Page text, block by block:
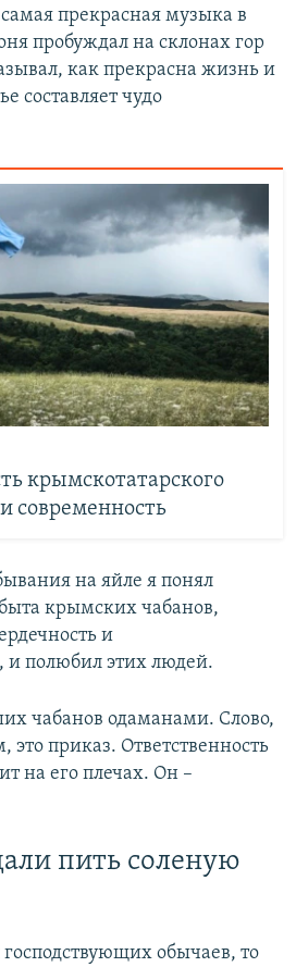
прекрасная музыка в
пробуждал на склонах гор
как прекрасна жизнь и
составляет чудо
крымскотатарского
современность
на яйле я понял
крымских чабанов,
и
и полюбил этих людей.
чабанов одаманами. Слово,
это приказ. Ответственность
на его плечах. Он –
пить соленую
обычаев, то